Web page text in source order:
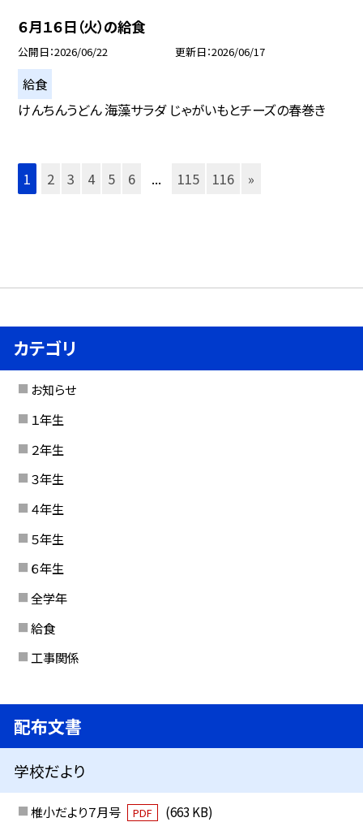
６月１６日（火）の給食
公開日 2026/06/22 更新日 2026/06/17
給食
けんちんうどん 海藻サラダ じゃがいもとチーズの春巻き
1 2 3 4 5 6 ... 115 116 »
カテゴリ
お知らせ
１年生
２年生
３年生
４年生
５年生
６年生
全学年
給食
工事関係
配布文書
学校だより
椎小だより７月号 PDF
(663 KB)